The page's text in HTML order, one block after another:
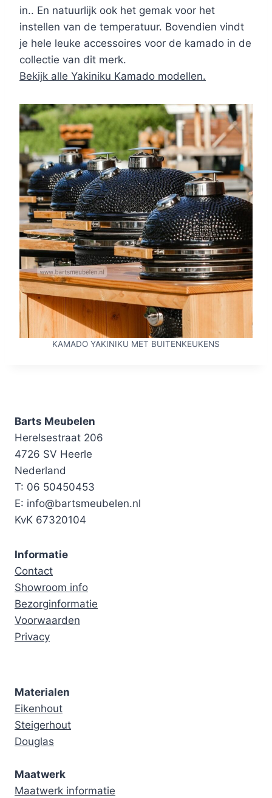
in.. En natuurlijk ook het gemak voor het
instellen van de temperatuur. Bovendien vindt
je hele leuke accessoires voor de kamado in de
collectie van dit merk.
Bekijk alle Yakiniku Kamado modellen.
KAMADO YAKINIKU MET BUITENKEUKENS
Barts Meubelen
Herelsestraat 206
4726 SV Heerle
Nederland
T: 06 50450453
E: info@bartsmeubelen.nl
KvK 67320104
Informatie
Contact
Showroom info
Bezorginformatie
Voorwaarden
Privacy
Materialen
Eikenhout
Steigerhout
Douglas
Maatwerk
Maatwerk informatie